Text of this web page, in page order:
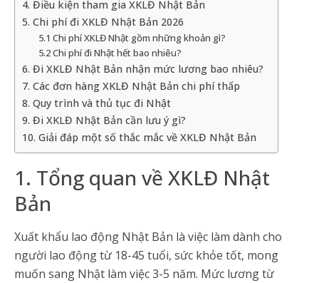
4. Điều kiện tham gia XKLĐ Nhật Bản
5. Chi phí đi XKLĐ Nhật Bản 2026
5.1 Chi phí XKLĐ Nhật gồm những khoản gì?
5.2 Chi phí đi Nhật hết bao nhiêu?
6. Đi XKLĐ Nhật Bản nhận mức lương bao nhiêu?
7. Các đơn hàng XKLĐ Nhật Bản chi phí thấp
8. Quy trình và thủ tục đi Nhật
9. Đi XKLĐ Nhật Bản cần lưu ý gì?
10. Giải đáp một số thắc mắc về XKLĐ Nhật Bản
1. Tổng quan về XKLĐ Nhật
Bản
Xuất khẩu lao động Nhật Bản là việc làm dành cho
người lao động từ 18-45 tuổi, sức khỏe tốt, mong
muốn sang Nhật làm việc 3-5 năm. Mức lương từ